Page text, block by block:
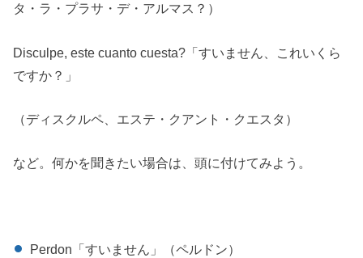
タ・ラ・プラサ・デ・アルマス？）
Disculpe, este cuanto cuesta?「すいません、これいくら
ですか？」
（ディスクルペ、エステ・クアント・クエスタ）
など。何かを聞きたい場合は、頭に付けてみよう。
Perdon「すいません」（ペルドン）